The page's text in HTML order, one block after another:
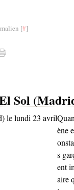
[#]
Sol
ène
s
ent
aire